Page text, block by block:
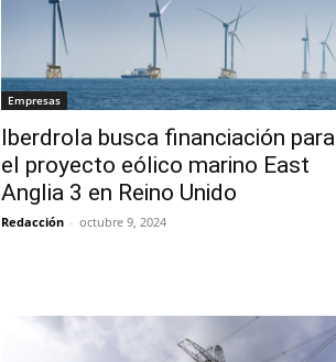
Empresas
Iberdrola busca financiación para
el proyecto eólico marino East
Anglia 3 en Reino Unido
Redacción - octubre 9, 2024